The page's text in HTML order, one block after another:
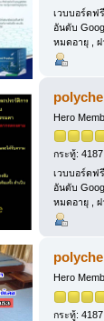
เวบบอร์ดฟ
อันดับ
หมดอายุ ,
Hero
กระทู้: 4187
เวบบอร์ดฟ
อันดับ
หมดอายุ ,
Hero
กระทู้: 4187